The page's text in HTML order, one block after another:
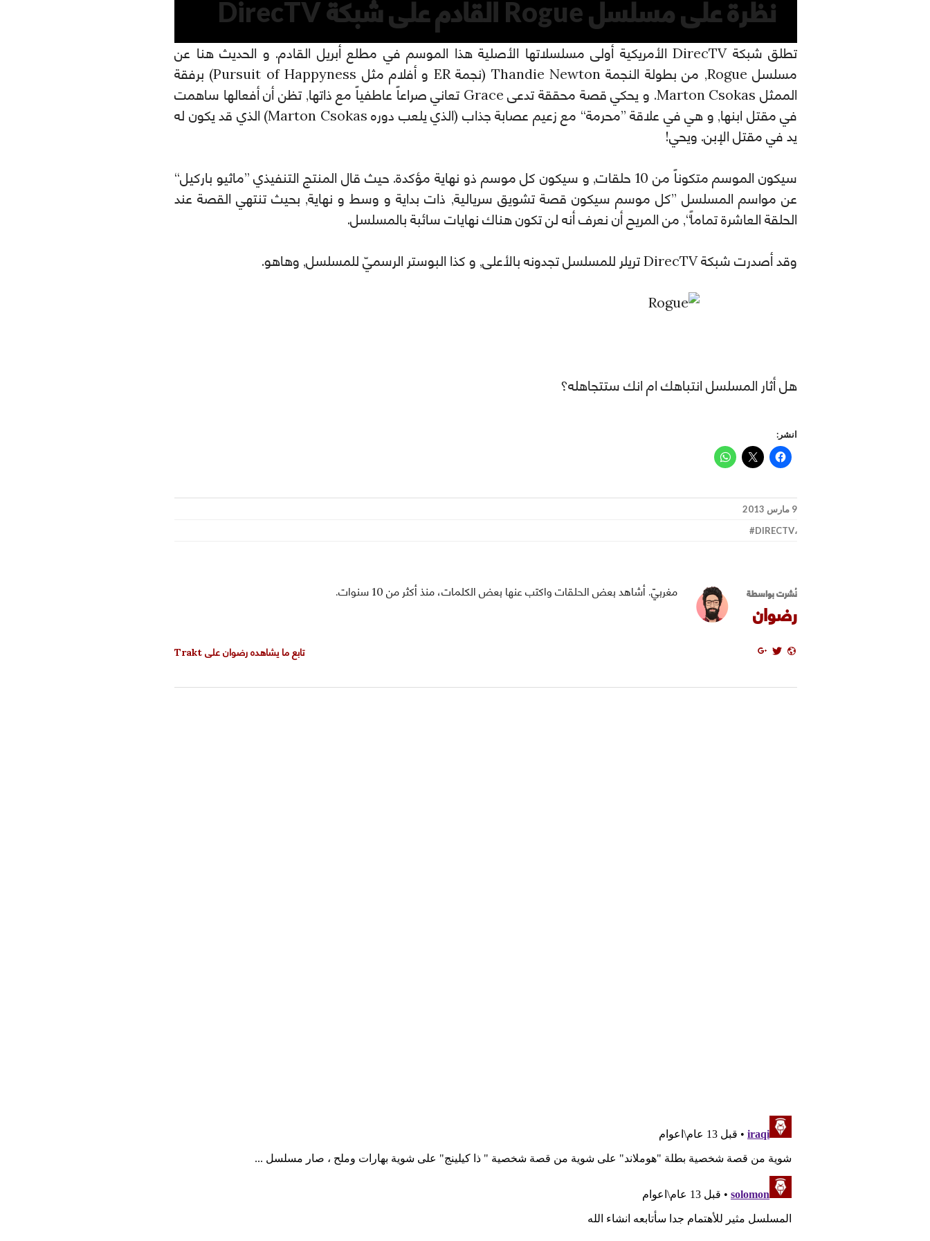
نظرة على مسلسل Rogue القادم على شبكة DirecTV
تطلق شبكة DirecTV الأمريكية أولى مسلسلاتها الأصلية هذا الموسم في مطلع أبريل القادم. و الحديث هنا عن
مسلسل Rogue, من بطولة النجمة Thandie Newton (نجمة ER و أفلام مثل Pursuit of Happyness) برفقة
الممثل Marton Csokas. و يحكي قصة محققة تدعى Grace تعاني صراعاً عاطفياً مع ذاتها, تظن أن أفعالها ساهمت
في مقتل ابنها, و هي في علاقة ”محرمة“ مع زعيم عصابة جذاب (الذي يلعب دوره Marton Csokas) الذي قد يكون له
يد في مقتل الإبن. ويحي!
سيكون الموسم متكوناً من 10 حلقات, و سيكون كل موسم ذو نهاية مؤكدة. حيث قال المنتج التنفيذي ”ماثيو باركيل“
عن مواسم المسلسل ”كل موسم سيكون قصة تشويق سريالية, ذات بداية و وسط و نهاية, بحيث تنتهي القصة عند
الحلقة العاشرة تماماً“, من المريح أن نعرف أنه لن تكون هناك نهايات سائبة بالمسلسل.
وقد أصدرت شبكة DirecTV تريلر للمسلسل تجدونه بالأعلى, و كذا البوستر الرسميّ للمسلسل, وهاهو.
هل أثار المسلسل انتباهك ام انك ستتجاهله؟
انشر:
9 مارس 2013
DIRECTV،
نُشرت بواسطة
رضوان
مغربيّ. أشاهد بعض الحلقات واكتب عنها بعض الكلمات، منذ أكثر من 10 سنوات.
تابع ما يشاهده رضوان على Trakt